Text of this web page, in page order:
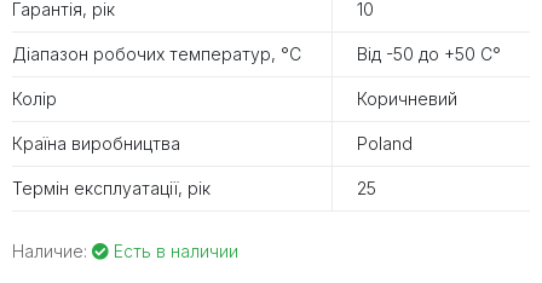
Гарантія, рік 10
Діапазон робочих температур, °С Від -50 до +50 С°
Колір Коричневий
Країна виробництва Poland
Термін експлуатації, рік 25
Наличие: Есть в наличии